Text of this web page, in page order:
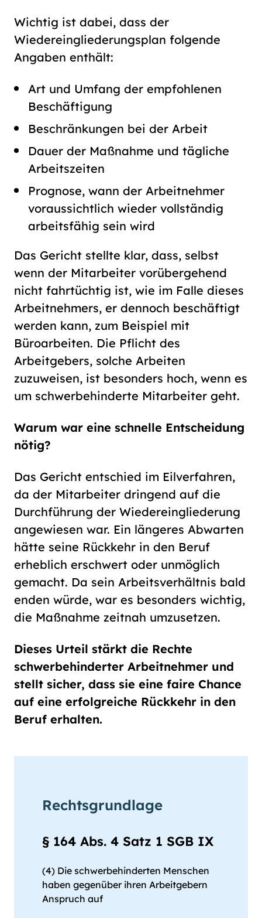
Wichtig ist dabei, dass der
Wiedereingliederungsplan folgende
Angaben enthält:
Art und Umfang der empfohlenen
Beschäftigung
Beschränkungen bei der Arbeit
Dauer der Maßnahme und tägliche
Arbeitszeiten
Prognose, wann der Arbeitnehmer
voraussichtlich wieder vollständig
arbeitsfähig sein wird
Das Gericht stellte klar, dass, selbst
wenn der Mitarbeiter vorübergehend
nicht fahrtüchtig ist, wie im Falle dieses
Arbeitnehmers, er dennoch beschäftigt
werden kann, zum Beispiel mit
Büroarbeiten. Die Pflicht des
Arbeitgebers, solche Arbeiten
zuzuweisen, ist besonders hoch, wenn es
um schwerbehinderte Mitarbeiter geht.
Warum war eine schnelle Entscheidung
nötig?
Das Gericht entschied im Eilverfahren,
da der Mitarbeiter dringend auf die
Durchführung der Wiedereingliederung
angewiesen war. Ein längeres Abwarten
hätte seine Rückkehr in den Beruf
erheblich erschwert oder unmöglich
gemacht. Da sein Arbeitsverhältnis bald
enden würde, war es besonders wichtig,
die Maßnahme zeitnah umzusetzen.
Dieses Urteil stärkt die Rechte
schwerbehinderter Arbeitnehmer und
stellt sicher, dass sie eine faire Chance
auf eine erfolgreiche Rückkehr in den
Beruf erhalten.
Rechtsgrundlage
§ 164 Abs. 4 Satz 1 SGB IX
(4) Die schwerbehinderten Menschen
haben gegenüber ihren Arbeitgebern
Anspruch auf